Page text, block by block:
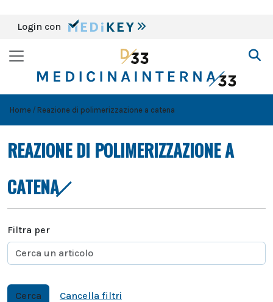
Login con
Home Reazione di polimerizzazione a catena
REAZIONE DI POLIMERIZZAZIONE A
CATENA
Filtra per
Cerca Cancella filtri